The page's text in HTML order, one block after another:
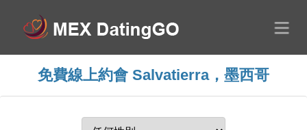
免費線上約會 Salvatierra，墨西哥